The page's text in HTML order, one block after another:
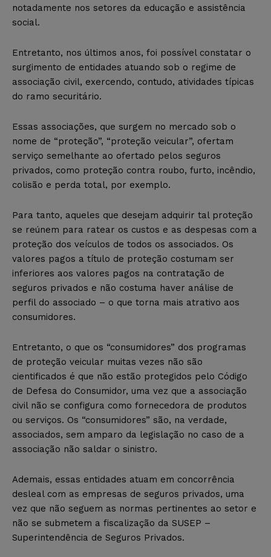
notadamente nos setores da educação e assistência
social.
Entretanto, nos últimos anos, foi possível constatar o
surgimento de entidades atuando sob o regime de
associação civil, exercendo, contudo, atividades típicas
do ramo securitário.
Essas associações, que surgem no mercado sob o
nome de “proteção”, “proteção veicular”, ofertam
serviço semelhante ao ofertado pelos seguros
privados, como proteção contra roubo, furto, incêndio,
colisão e perda total, por exemplo.
Para tanto, aqueles que desejam adquirir tal proteção
se reúnem para ratear os custos e as despesas com a
proteção dos veículos de todos os associados. Os
valores pagos a título de proteção costumam ser
inferiores aos valores pagos na contratação de
seguros privados e não costuma haver análise de
perfil do associado – o que torna mais atrativo aos
consumidores.
Entretanto, o que os “consumidores” dos programas
de proteção veicular muitas vezes não são
cientificados é que não estão protegidos pelo Código
de Defesa do Consumidor, uma vez que a associação
civil não se configura como fornecedora de produtos
ou serviços. Os “consumidores” são, na verdade,
associados, sem amparo da legislação no caso de a
associação não saldar o sinistro.
Ademais, essas entidades atuam em concorrência
desleal com as empresas de seguros privados, uma
vez que não seguem as normas pertinentes ao setor e
não se submetem a fiscalização da SUSEP –
Superintendência de Seguros Privados.